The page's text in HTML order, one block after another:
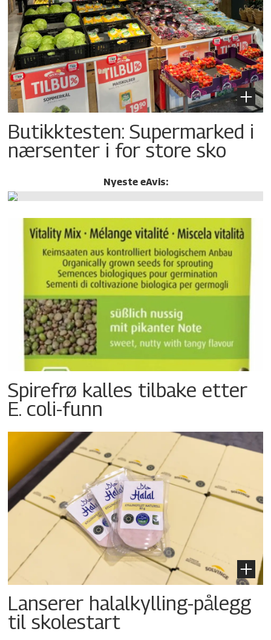
Butikktesten: Supermarked i
nærsenter i for store sko
Nyeste eAvis:
Spirefrø kalles tilbake etter
E. coli-funn
Lanserer halalkylling-­pålegg
til skolestart